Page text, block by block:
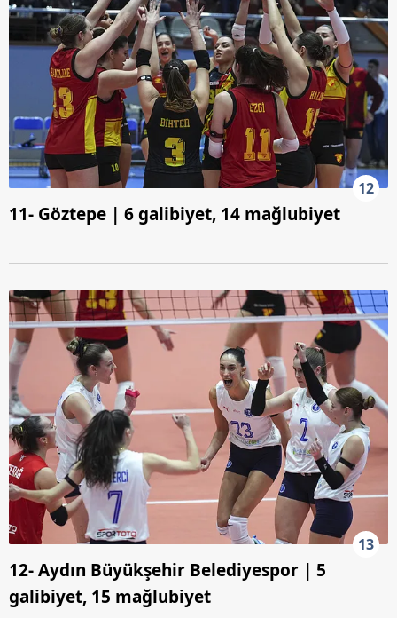
12
11- Göztepe | 6 galibiyet, 14 mağlubiyet
13
12- Aydın Büyükşehir Belediyespor | 5
galibiyet, 15 mağlubiyet